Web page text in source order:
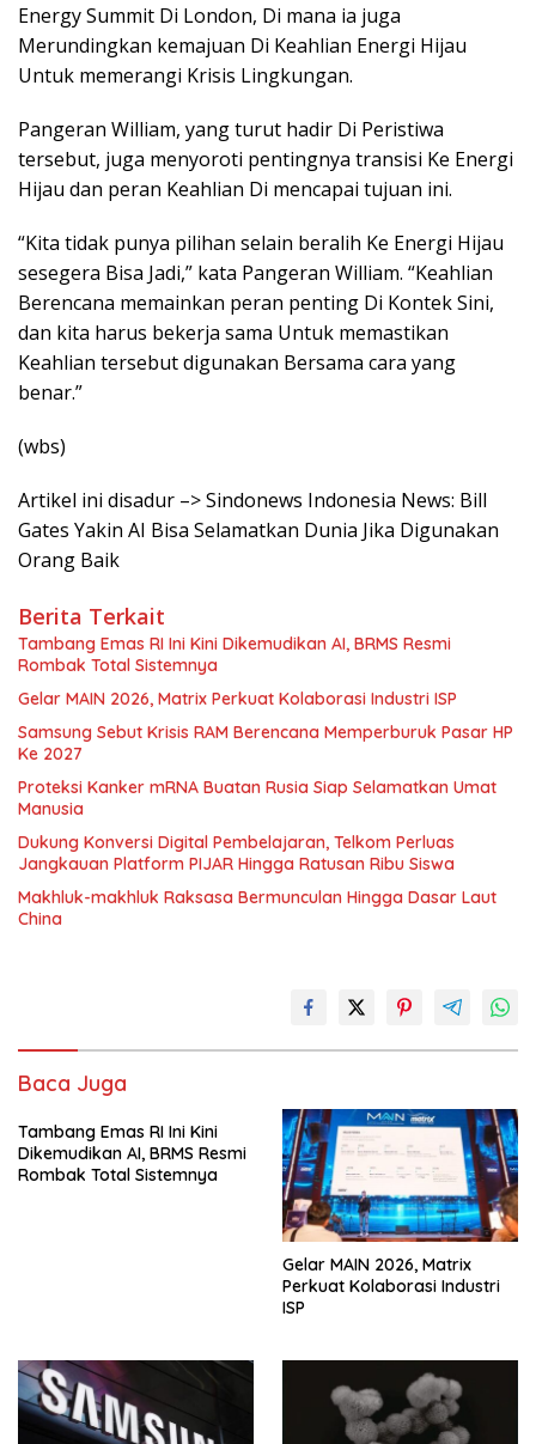
Energy Summit Di London, Di mana ia juga
Merundingkan kemajuan Di Keahlian Energi Hijau
Untuk memerangi Krisis Lingkungan.
Pangeran William, yang turut hadir Di Peristiwa
tersebut, juga menyoroti pentingnya transisi Ke Energi
Hijau dan peran Keahlian Di mencapai tujuan ini.
“Kita tidak punya pilihan selain beralih Ke Energi Hijau
sesegera Bisa Jadi,” kata Pangeran William. “Keahlian
Berencana memainkan peran penting Di Kontek Sini,
dan kita harus bekerja sama Untuk memastikan
Keahlian tersebut digunakan Bersama cara yang
benar.”
(wbs)
Artikel ini disadur –> Sindonews Indonesia News: Bill
Gates Yakin AI Bisa Selamatkan Dunia Jika Digunakan
Orang Baik
Berita Terkait
Tambang Emas RI Ini Kini Dikemudikan AI, BRMS Resmi
Rombak Total Sistemnya
Gelar MAIN 2026, Matrix Perkuat Kolaborasi Industri ISP
Samsung Sebut Krisis RAM Berencana Memperburuk Pasar HP
Ke 2027
Proteksi Kanker mRNA Buatan Rusia Siap Selamatkan Umat
Manusia
Dukung Konversi Digital Pembelajaran, Telkom Perluas
Jangkauan Platform PIJAR Hingga Ratusan Ribu Siswa
Makhluk-makhluk Raksasa Bermunculan Hingga Dasar Laut
China
Baca Juga
Tambang Emas RI Ini Kini
Dikemudikan AI, BRMS Resmi
Rombak Total Sistemnya
Gelar MAIN 2026, Matrix
Perkuat Kolaborasi Industri
ISP